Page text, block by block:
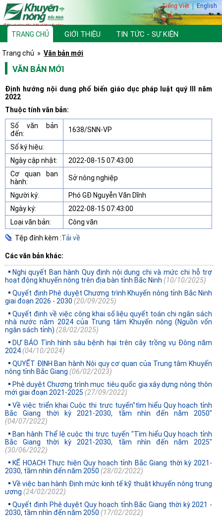
Tiếng Việt|English
TRANG CHỦ GIỚI THIỆU
TIN TỨC - SỰ KIỆN
TƯ VẤN, HỎI ĐÁP
Trang chủ »Văn bản mới
VĂN BẢN MỚI
Định hướng nội dung phổ biến giáo dục pháp luật quý III năm
2022
Thuộc tính văn bản:
Số văn bản
đến:
1638/SNN-VP
Số ký hiệu:
Ngày cập nhật:
2022-08-15 07:43:00
Cơ quan ban
hành:
Sở nông nghiệp
Người ký:
Phó GĐ Nguyễn Văn Dĩnh
Ngày ký:
2022-08-15 07:43:00
Loại văn bản:
Công văn
Tệp đính kèm :Tải về
Các văn bản khác:
Nghị quyết Ban hành Quy định nội dung chi và mức chi hỗ trợ
hoạt động khuyến nông trên địa bàn tỉnh Bắc Ninh (10/10/2025)
Quyết định Phê duyệt Chương trình Khuyến nông tỉnh Bắc Ninh
giai đoạn 2026 - 2030 (20/09/2025)
Quyết định về việc công khai số liệu quyết toán chi ngân sách
nhà nước năm 2024 của Trung tâm Khuyến nông (Nguồn vốn
ngân sách tỉnh) (28/02/2025)
DỰ BÁO Tình hình sâu bệnh hại trên cây trồng vụ Đông năm
2024 (04/10/2024)
QUYẾT ĐỊNH Ban hành Nội quy cơ quan của Trung tâm Khuyến
nông tỉnh Bắc Giang (06/02/2023)
Phê duyệt Chương trình mục tiêu quốc gia xây dựng nông thôn
mới giai đoạn 2021-2025 (27/09/2022)
Về việc triển khai Cuộc thi trưc tuyến"tìm hiểu Quy hoạch tỉnh
Bắc Giang thời kỳ 2021-2030, tầm nhìn đến năm 2050"
(04/07/2022)
Ban hành Thể lệ cuộc thi trực tuyến "Tìm hiểu Quy hoạch tỉnh
Bắc Giang thời kỳ 2021-2030, tầm nhìn đến năm 2025"
(30/06/2022)
KẾ HOẠCH Thực hiện Quy hoạch tỉnh Bắc Giang thời kỳ 2021-
2030, tầm nhìn đến năm 2050 (28/02/2022)
Về việc ban hành Định mức kinh tế kỹ thuật khuyến nông trung
ương (24/02/2022)
Quyết định Phê duyệt Quy hoạch tỉnh Bắc Giang thời kỳ 2021 -
2030, tầm nhìn đến năm 2050 (17/02/2022)